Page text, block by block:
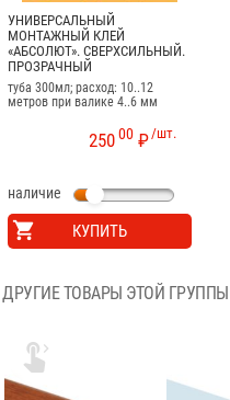
УНИВЕРСАЛЬНЫЙ
МОНТАЖНЫЙ КЛЕЙ
«АБСОЛЮТ». СВЕРХСИЛЬНЫЙ.
ПРОЗРАЧНЫЙ
туба 300мл; расход: 10..12
метров при валике 4..6 мм
/шт.
25000 ₽
наличие
КУПИТЬ
ДРУГИЕ ТОВАРЫ ЭТОЙ ГРУППЫ
